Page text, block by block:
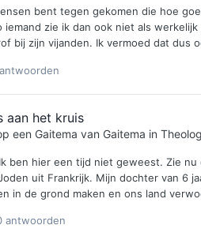
bent tegen gekomen die hoe
iemand zie ik dan ook niet als
bij zijn vijanden. Ik vermoed dat dus
aan het kruis
een Gaitema van Gaitema in
ben hier een tijd niet geweest. Zie
uit Frankrijk. Mijn dochter van 6
in de grond maken en ons land
antwoorden